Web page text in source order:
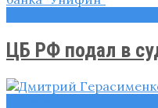
ЦБ РФ подал в